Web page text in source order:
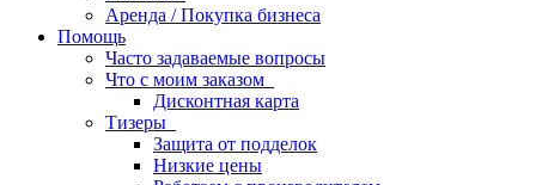
Аренда / Покупка бизнеса
Помощь
Часто задаваемые вопросы
Что с моим заказом
Дисконтная карта
Тизеры
Защита от подделок
Низкие цены